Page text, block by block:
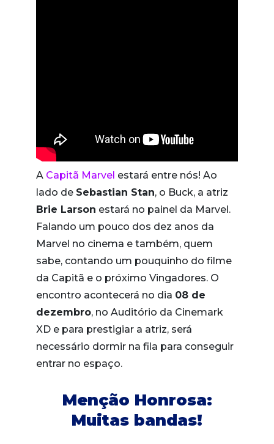
A Capitã Marvel estará entre nós! Ao
lado de Sebastian Stan, o Buck, a atriz
Brie Larson estará no painel da Marvel.
Falando um pouco dos dez anos da
Marvel no cinema e também, quem
sabe, contando um pouquinho do filme
da Capitã e o próximo Vingadores. O
encontro acontecerá no dia 08 de
dezembro, no Auditório da Cinemark
XD e para prestigiar a atriz, será
necessário dormir na fila para conseguir
entrar no espaço.
Menção Honrosa:
Muitas bandas!